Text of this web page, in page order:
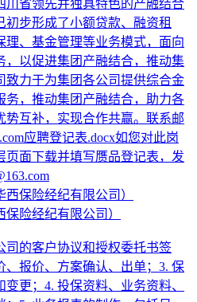
川省领先并独具特色的产融结合
初步形成了小额贷款、融资租
理、基金管理等业务模式，面向
，以促进集团产融结合，推动集
致力于为集团各公司提供综合金
务，推动集团产融结合，助力各
势互补，实现合作共赢。联系邮
应聘登记表.docx如您对此岗
页面下载并填写赝品登记表，发
险经纪有限公司）
司的客户协议和授权委托书签
、报价、方案确认、出单；3. 保
更；4. 投保资料、业务资料、